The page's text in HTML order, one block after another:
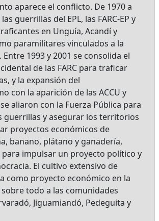
aparece el conflicto. De 1970 a
guerrillas del EPL, las FARC-EP y
en Unguía, Acandí y
paramilitares vinculados a la
Entre 1993 y 2001 se consolida el
de las FARC para traficar
y la expansión del
con la aparición de las ACCU y
aliaron con la Fuerza Pública para
guerrillas y asegurar los territorios
proyectos económicos de
banano, plátano y ganadería,
impulsar un proyecto político y
El cultivo extensivo de
como proyecto económico en la
todo a las comunidades
Jiguamiandó, Pedeguita y